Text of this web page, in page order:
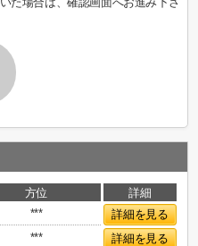
方位
詳細
***
詳細を見る
*** 詳細を見る